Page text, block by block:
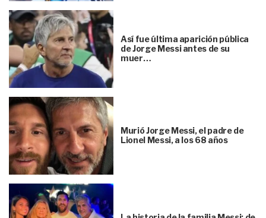
Así fue última aparición pública
de Jorge Messi antes de su
muer…
Murió Jorge Messi, el padre de
Lionel Messi, a los 68 años